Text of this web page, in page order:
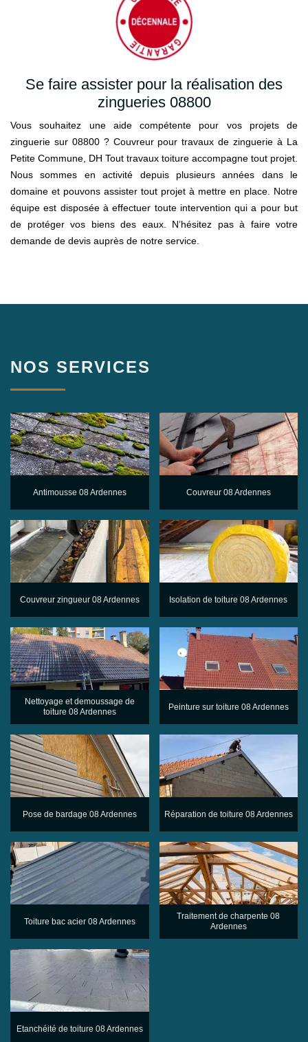
Se faire assister pour la réalisation des
zingueries 08800
Vous souhaitez une aide compétente pour vos projets de
zinguerie sur 08800 ? Couvreur pour travaux de zinguerie à La
Petite Commune, DH Tout travaux toiture accompagne tout projet.
Nous sommes en activité depuis plusieurs années dans le
domaine et pouvons assister tout projet à mettre en place. Notre
équipe est disposée à effectuer toute intervention qui a pour but
de protéger vos biens des eaux. N’hésitez pas à faire votre
demande de devis auprès de notre service.
NOS SERVICES
Antimousse 08 Ardennes Couvreur 08 Ardennes
Couvreur zingueur 08 Ardennes Isolation de toiture 08 Ardennes
Nettoyage et demoussage de
toiture 08 Ardennes
Peinture sur toiture 08 Ardennes
Pose de bardage 08 Ardennes Réparation de toiture 08 Ardennes
Toiture bac acier 08 Ardennes
Traitement de charpente 08
Ardennes
Etanchéité de toiture 08 Ardennes